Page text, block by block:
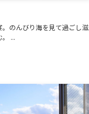
のんびり海を見て過ごし滋
...